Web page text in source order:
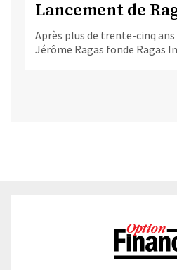
Lancement de
Après plus de trente-cinq
Jérôme Ragas fonde Ragas